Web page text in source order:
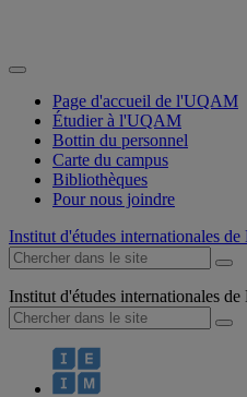
Page d'accueil de l'UQAM
Étudier à l'UQAM
Bottin du personnel
Carte du campus
Bibliothèques
Pour nous joindre
Institut d'études internationales
Institut d'études internationales